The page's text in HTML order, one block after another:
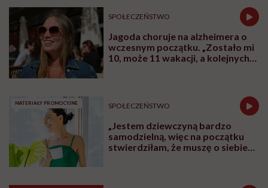
SPOŁECZEŃSTWO
Jagoda choruje na alzheimera o
wczesnym początku. „Zostało mi
10, może 11 wakacji, a kolejnych
MATERIAŁY PROMOCYJNE SPOŁECZEŃSTWO
„Jestem dziewczyną bardzo
samodzielną, więc na początku
stwierdziłam, że muszę o siebie